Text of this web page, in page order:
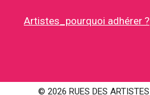
Artistes_pourquoi adhérer ?
© 2026 RUES DES ARTISTES